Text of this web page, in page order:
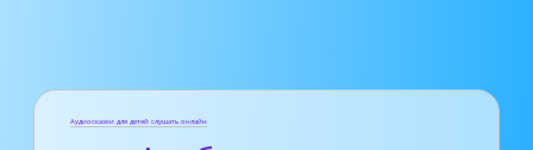
Аудиосказки для детей слушать онлайн